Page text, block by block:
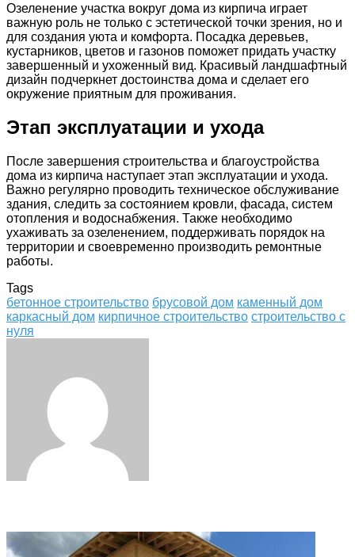
Озеленение участка вокруг дома из кирпича играет
важную роль не только с эстетической точки зрения, но и
для создания уюта и комфорта. Посадка деревьев,
кустарников, цветов и газонов поможет придать участку
завершенный и ухоженный вид. Красивый ландшафтный
дизайн подчеркнет достоинства дома и сделает его
окружение приятным для проживания.
Этап эксплуатации и ухода
После завершения строительства и благоустройства
дома из кирпича наступает этап эксплуатации и ухода.
Важно регулярно проводить техническое обслуживание
здания, следить за состоянием кровли, фасада, систем
отопления и водоснабжения. Также необходимо
ухаживать за озеленением, поддерживать порядок на
территории и своевременно производить ремонтные
работы.
Tags
бетонное строительство брусовой дом каменный дом
каркасный дом кирпичное строительство строительство с
нуля